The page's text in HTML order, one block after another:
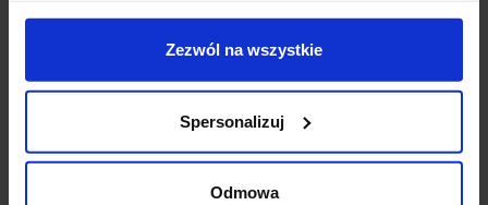
Zezwól na wszystkie
Spersonalizuj
Odmowa
lub 14W zapewnia białą ciepłą barwę 3000K i szeroki
60° kąt padania światła. Wykonana z aluminium w
kolorze białym, jej elegancka forma sprawia, że ta
oprawa świetnie sprawdzi się w salonie, sypialni,
kuchni, gabinecie, przedpokoju czy korytarzu.
Doskonała również do oświetlenia w hotelach,
restauracjach, sklepach.